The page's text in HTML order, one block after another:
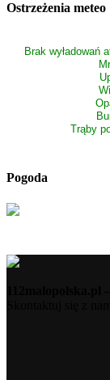
Ostrzeżenia meteo
Brak wyładowań
Trąby
Pogoda